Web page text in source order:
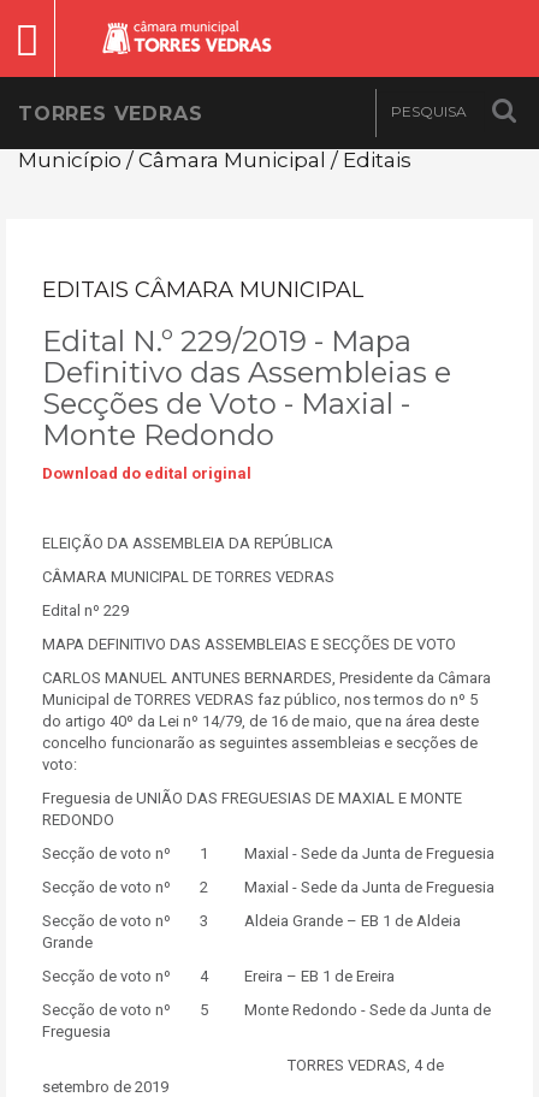
TORRES VEDRAS
Município / Câmara Municipal / Editais
EDITAIS CÂMARA MUNICIPAL
Edital N.º 229/2019 - Mapa
Definitivo das Assembleias e
Secções de Voto - Maxial -
Monte Redondo
Download do edital original
ELEIÇÃO DA ASSEMBLEIA DA REPÚBLICA
CÂMARA MUNICIPAL DE TORRES VEDRAS
Edital nº 229
MAPA DEFINITIVO DAS ASSEMBLEIAS E SECÇÕES DE VOTO
CARLOS MANUEL ANTUNES BERNARDES, Presidente da Câmara
Municipal de TORRES VEDRAS faz público, nos termos do nº 5
do artigo 40º da Lei nº 14/79, de 16 de maio, que na área deste
concelho funcionarão as seguintes assembleias e secções de
voto:
Freguesia de UNIÃO DAS FREGUESIAS DE MAXIAL E MONTE
REDONDO
Secção de voto nº 1 Maxial - Sede da Junta de Freguesia
Secção de voto nº 2 Maxial - Sede da Junta de Freguesia
Secção de voto nº 3 Aldeia Grande – EB 1 de Aldeia
Grande
Secção de voto nº 4 Ereira – EB 1 de Ereira
Secção de voto nº 5 Monte Redondo - Sede da Junta de
Freguesia
TORRES VEDRAS, 4 de
setembro de 2019